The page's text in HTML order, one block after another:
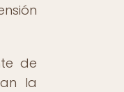
de
la